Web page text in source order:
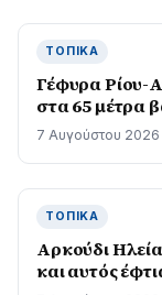
ΤΟΠΙΚΆ
Γέφυρα Ρίου-
στα 65 μέτρα
7 Αυγούστου 2026
ΤΟΠΙΚΆ
Αρκούδι Ηλείας: Του “σφράγισαν” το
και αυτός